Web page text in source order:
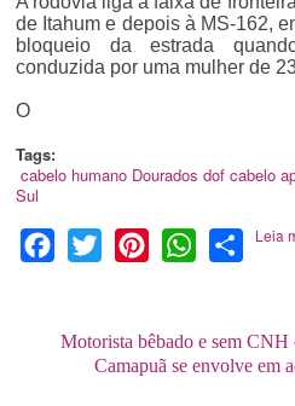
de Itahum e depois à MS-162,
bloqueio da estrada
conduzida por uma mulher de
O
Tags:
cabelo humano Dourados dof cabelo
Sul
Facebook
Twitter PinterestWhatsApp
Share
Leia
Motorista bêbado e sem CNH
Camapuã se envolve em